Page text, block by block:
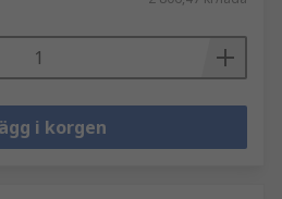
i korgen